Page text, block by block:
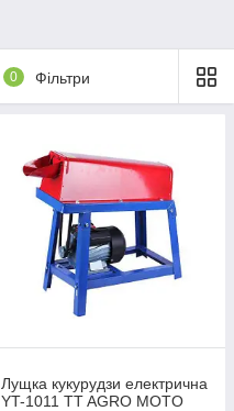
0 Фільтри
Лущка кукурудзи електрична
YT-1011 TT AGRO MOTO